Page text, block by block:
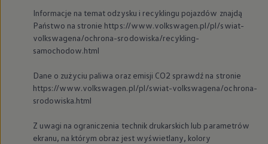
Informacje na temat odzysku i recyklingu pojazdów znajdą
Państwo na stronie https://www.volkswagen.pl/pl/swiat-
volkswagena/ochrona-srodowiska/recykling-
samochodow.html
Dane o zużyciu paliwa oraz emisji CO2 sprawdź na stronie
https://www.volkswagen.pl/pl/swiat-volkswagena/ochrona-
srodowiska.html
Z uwagi na ograniczenia technik drukarskich lub parametrów
ekranu, na którym obraz jest wyświetlany, kolory